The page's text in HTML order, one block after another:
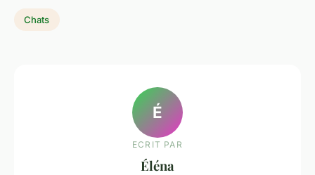
Chats
É
ECRIT PAR
Éléna